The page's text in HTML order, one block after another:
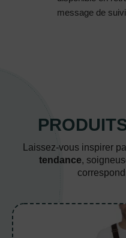
message de
Laissez-vous inspirer
tendance,